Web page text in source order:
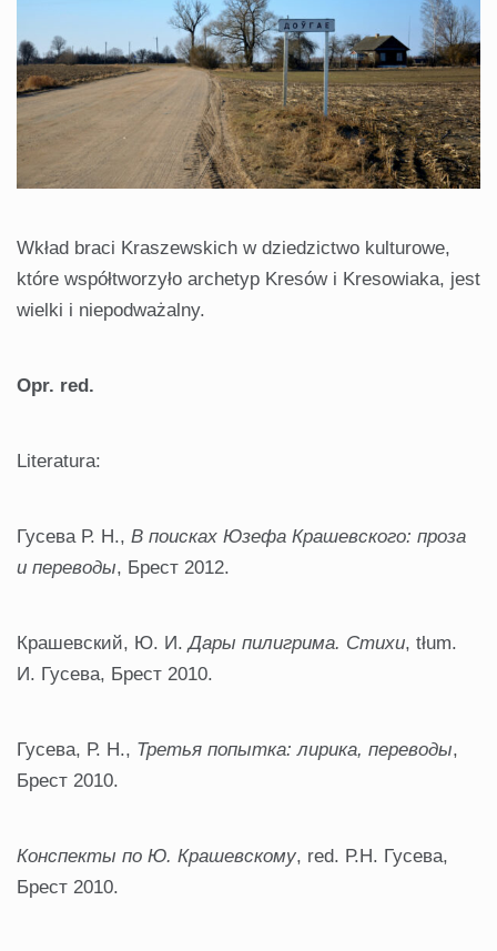
Wkład braci Kraszewskich w dziedzictwo kulturowe,
które współtworzyło archetyp Kresów i Kresowiaka, jest
wielki i niepodważalny.
Opr. red.
Literatura:
Гусева Р. Н., В поисках Юзефа Крашевского: проза
и переводы, Брест 2012.
Крашевский, Ю. И.Дары пилигрима. Стихи, tłum.
И. Гусева, Брест 2010.
Гусева, Р. Н., Третья попытка:лирика, переводы,
Брест 2010.
Конспекты по Ю. Крашевскому, red. Р.Н. Гусева,
Брест 2010.